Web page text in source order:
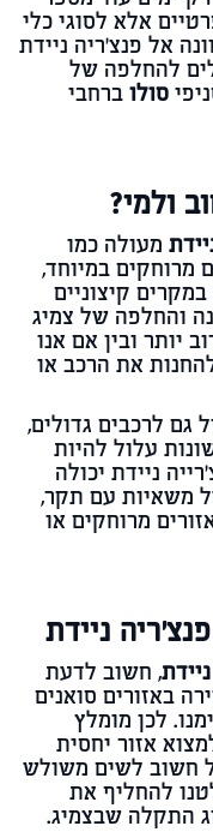
אלא לסוגי כלי
אל פנצ'ריה ניידת
להחלפה של
סולו ברחבי
ולמי?
מעולה כמו
מרוחקים במיוחד,
קיצוניים
והחלפה של צמיג
יותר ובין אם אנו
את הרכב או
גם לרכבים גדולים,
עלול להיות
ניידת יכולה
משאיות עם תקר,
מרוחקים או
ניידת
, חשוב לדעת
באזורים סואנים
לכן מומלץ
אזור יחסית
חשוב לשים משולש
להחליף את
התקלה שבצמיג.